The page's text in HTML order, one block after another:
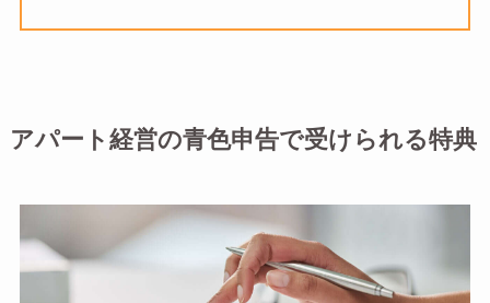
アパート経営の青色申告で受けられる特典